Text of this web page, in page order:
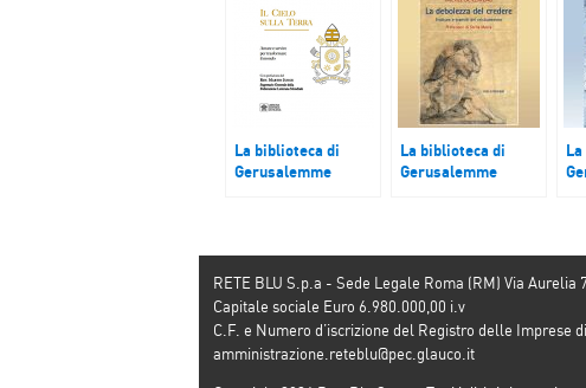
La biblioteca di
Gerusalemme
mondo’ di Papa
Francesco
La biblioteca di
Gerusalemme
cristianesimo”
Michel de Certeau
RETE BLU S.p.a - Sede Legale Roma (RM) Via Aurelia
Capitale sociale Euro 6.980.000,00 i.v
C.F. e Numero d’iscrizione del Registro delle Imprese
amministrazione.reteblu@pec.glauco.it